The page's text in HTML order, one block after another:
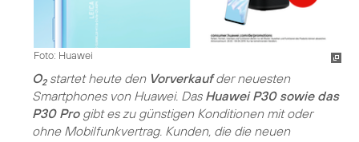
Foto: Huawei
O2startet heute den Vorverkaufder neuesten
Smartphones von Huawei. Das Huawei P30 sowie das
P30 Progibt es zu günstigen Konditionen mit oder
ohne Mobilfunkvertrag. Kunden, die die neuen